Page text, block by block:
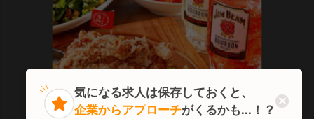
気になる求人は保存しておくと、
企業からアプローチがくるかも...！？